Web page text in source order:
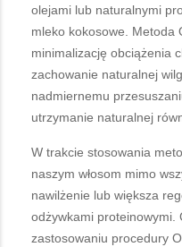
olejami lub naturalnymi
mleko kokosowe. Metoda
minimalizację obciążenia
zachowanie naturalnej
nadmiernemu
utrzymanie naturalnej
W trakcie stosowania
naszym włosom mimo
nawilżenie lub większa
odżywkami proteinowymi.
zastosowaniu procedury